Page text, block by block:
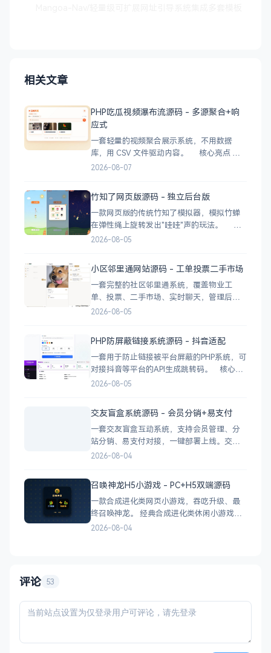
相关文章
PHP吃瓜视频瀑布流源码 - 多源聚合+响
应式
一套轻量的视频聚合展示系统，不用数据
库，用 CSV 文件驱动内容。 核心亮点
CSV 驱动：不用配数据库，编
示：移动端 2 列 → 平板 3 列 → 桌面 4~5
2026-08-07
竹知了网页版源码 - 独立后台版
一款网页版的传统竹知了模拟器，模拟竹蝉
在弹性绳上旋转发出"哇哇"声的玩法。 核
心功能 网页版运行，无需下载 独立后台管
2026-08-05
小区邻里通网站源码 - 工单投票二手市场
一套完整的社区邻里通系统，覆盖物业工
单、投票、二手市场、实时聊天，管理后台
一应俱全。 前台功能 九宫格快捷菜单 +
情 小区投票：发起/参与/查看结果 邻里社区
2026-08-05
PHP防屏蔽链接系统源码 - 抖音适配
一套用于防止链接被平台屏蔽的PHP系统，可
对接抖音等平台的API生成跳转码。 核心功
能 多域名池智能切换，降低被拦截概率 对接
分析报表 技术栈 后端：PHP
2026-08-05
交友盲盒系统源码 - 会员分销+易支付
一套交友盲盒互动系统，支持会员管理、分
站分销、易支付对接，一键部署上线。交友
盲盒系统源码，支持会员系统、多商户分
建。 核心功能 会员系统：自定义价格、会
员等级 分销系统：代理商机制、佣金
2026-08-04
召唤神龙H5小游戏 - PC+H5双端源码
一款合成进化类网页小游戏，吞吃升级、最
终召唤神龙。 经典合成进化类休闲小游戏，
双版本可选：正常版挑战通关、无敌版轻松
2026-08-04
评论 53